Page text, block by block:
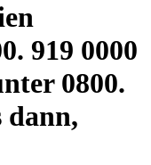
919 0000
0800.
dann,